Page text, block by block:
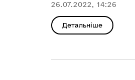
26.07.2022, 14:26
Детальніше